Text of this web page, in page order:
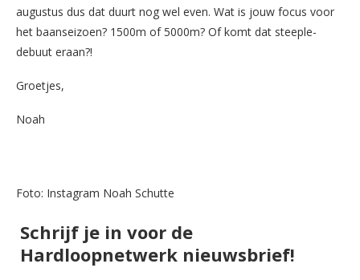
augustus dus dat duurt nog wel even. Wat is jouw focus voor
het baanseizoen? 1500m of 5000m? Of komt dat steeple-
debuut eraan?!
Groetjes,
Noah
Foto: Instagram Noah Schutte
Schrijf je in voor de
Hardloopnetwerk nieuwsbrief!